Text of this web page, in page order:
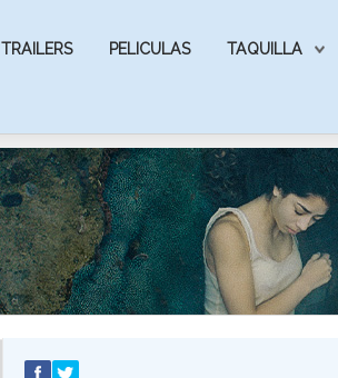
TRAILERS PELICULAS TAQUILLA